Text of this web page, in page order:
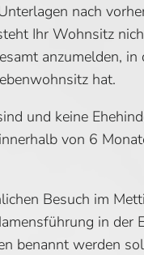
nach
Ihr Wohnsitz
anzumelden, in
hat.
und keine
von 6
Besuch im
in der
benannt werden